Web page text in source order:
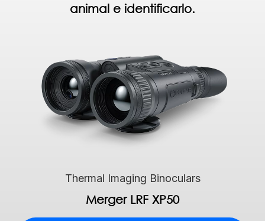
animal e identificarlo.
Thermal Imaging Binoculars
Merger LRF XP50